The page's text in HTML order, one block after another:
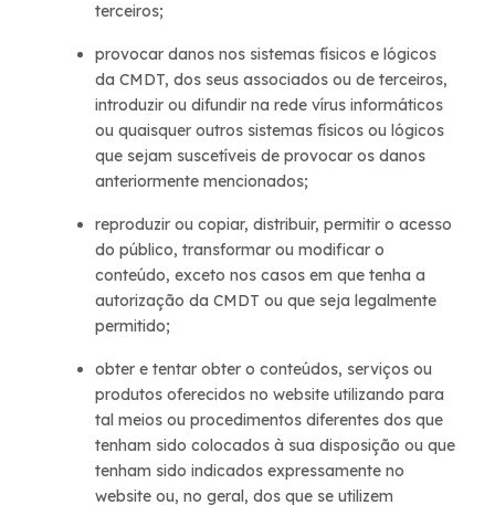
terceiros;
provocar danos nos sistemas físicos e lógicos
da CMDT, dos seus associados ou de terceiros,
introduzir ou difundir na rede vírus informáticos
ou quaisquer outros sistemas físicos ou lógicos
que sejam suscetíveis de provocar os danos
anteriormente mencionados;
reproduzir ou copiar, distribuir, permitir o acesso
do público, transformar ou modificar o
conteúdo, exceto nos casos em que tenha a
autorização da CMDT ou que seja legalmente
permitido;
obter e tentar obter o conteúdos, serviços ou
produtos oferecidos no website utilizando para
tal meios ou procedimentos diferentes dos que
tenham sido colocados à sua disposição ou que
tenham sido indicados expressamente no
website ou, no geral, dos que se utilizem